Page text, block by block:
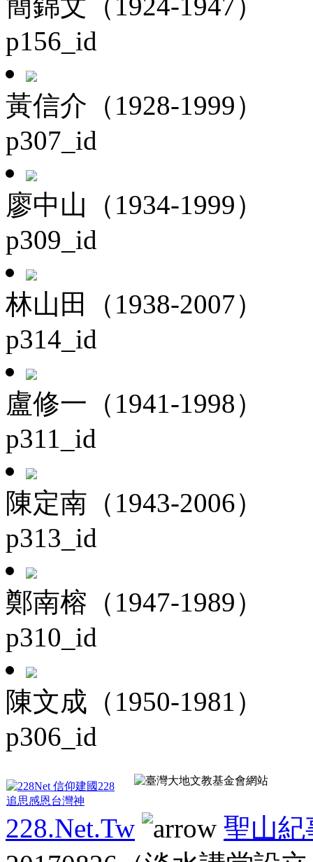
p156_id
黃信介（1928-1999）
p307_id
廖中山（1934-1999）
p309_id
林山田（1938-2007）
p314_id
盧修一（1941-1998）
p311_id
陳定南（1943-2006）
p313_id
鄭南榕（1947-1989）
p310_id
陳文成（1950-1981）
p306_id
228.Net.Tw
聖山紀